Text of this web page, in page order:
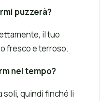
puzzerà?
il tuo
fresco e terroso.
nel tempo?
soli, quindi finché li